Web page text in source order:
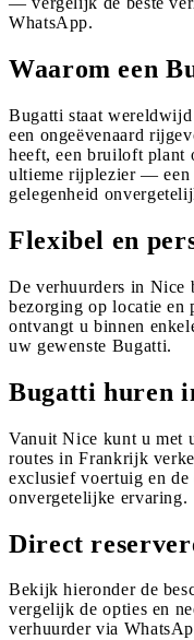
WhatsApp.
Waarom een
Bugatti staat
een ongeëvenaard
heeft, een bruiloft plant
ultieme rijplezier — een
gelegenheid
Flexibel en
De verhuurders in Nice
bezorging op locatie en
ontvangt u binnen
uw gewenste Bugatti.
Bugatti huren
Vanuit Nice kunt u met
routes in Frankrijk
exclusief voertuig en
onvergetelijke ervaring.
Direct
Bekijk hieronder de
vergelijk de opties en
verhuurder via